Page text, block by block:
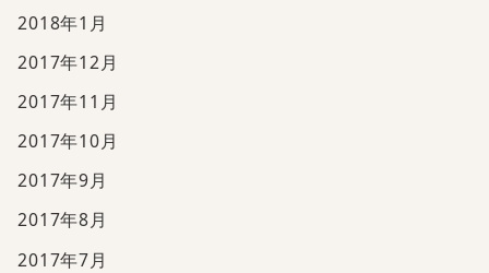
2018年1月
2017年12月
2017年11月
2017年10月
2017年9月
2017年8月
2017年7月